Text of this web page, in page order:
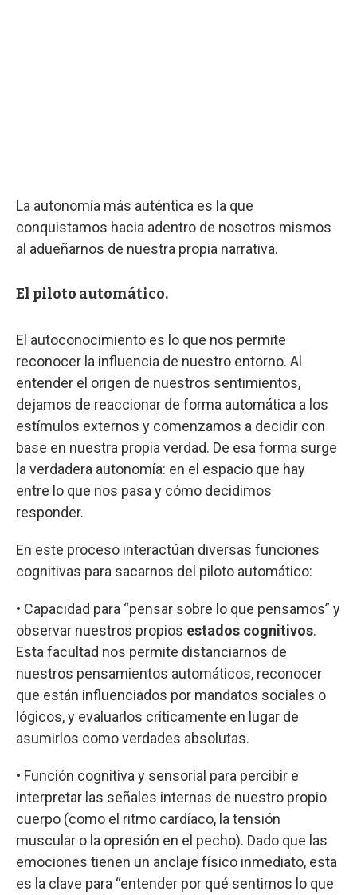
La autonomía más auténtica es la que
conquistamos hacia adentro de nosotros mismos
al adueñarnos de nuestra propia narrativa.
El piloto automático.
El autoconocimiento es lo que nos permite
reconocer la influencia de nuestro entorno. Al
entender el origen de nuestros sentimientos,
dejamos de reaccionar de forma automática a los
estímulos externos y comenzamos a decidir con
base en nuestra propia verdad. De esa forma surge
la verdadera autonomía: en el espacio que hay
entre lo que nos pasa y cómo decidimos
responder.
En este proceso interactúan diversas funciones
cognitivas para sacarnos del piloto automático:
• Capacidad para “pensar sobre lo que pensamos” y
observar nuestros propios estados cognitivos.
Esta facultad nos permite distanciarnos de
nuestros pensamientos automáticos, reconocer
que están influenciados por mandatos sociales o
lógicos, y evaluarlos críticamente en lugar de
asumirlos como verdades absolutas.
• Función cognitiva y sensorial para percibir e
interpretar las señales internas de nuestro propio
cuerpo (como el ritmo cardíaco, la tensión
muscular o la opresión en el pecho). Dado que las
emociones tienen un anclaje físico inmediato, esta
es la clave para “entender por qué sentimos lo que